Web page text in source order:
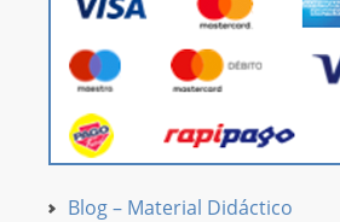
Blog – Material Didáctico